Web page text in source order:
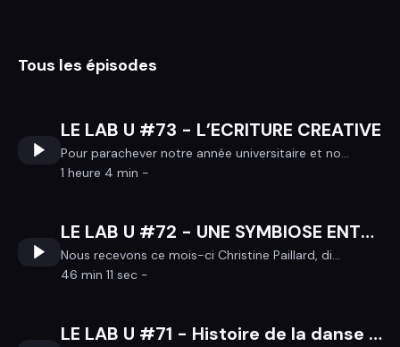
Tous les épisodes
LE LAB U #73 - L’ECRITURE CREATIVE
Pour parachever notre année universitaire et no...
1 heure 4 min -
LE LAB U #72 - UNE SYMBIOSE ENTRE UN COQUILLAGE ET SON PATHOGENE ET ENTRE ARTS ET SCIENCES
Nous recevons ce mois-ci Christine Paillard, di...
46 min 11 sec -
LE LAB U #71 - Histoire de la danse contemporaine en France, réhabilitation d’une période discrète mais décisive